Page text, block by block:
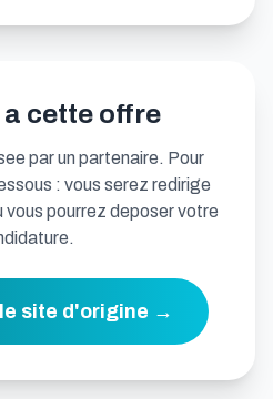
cette offre
par un partenaire. Pour
: vous serez redirige
vous pourrez deposer votre
site d'origine →